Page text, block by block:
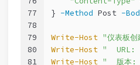
77
78
79
80
81
} -Method Post -
Write-Host "仪表板创
Write-Host "
Write-Host "  版本: